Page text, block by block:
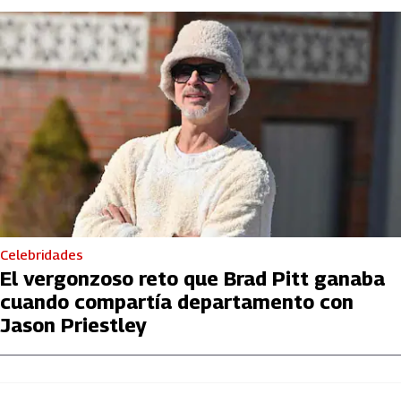
Celebridades
El vergonzoso reto que Brad Pitt ganaba
cuando compartía departamento con
Jason Priestley